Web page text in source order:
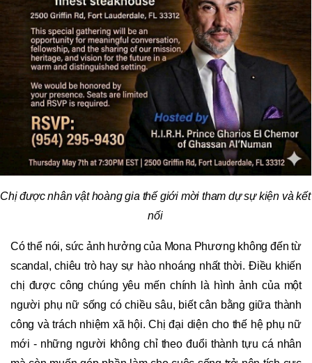
Chị được nhân vật hoàng gia thế giới mời tham dự sự kiện và kết
nối
Có thể nói, sức ảnh hưởng của Mona Phương không đến từ
scandal, chiêu trò hay sự hào nhoáng nhất thời. Điều khiến
chị được công chúng yêu mến chính là hình ảnh của một
người phụ nữ sống có chiều sâu, biết cân bằng giữa thành
công và trách nhiệm xã hội. Chị đại diện cho thế hệ phụ nữ
mới - những người không chỉ theo đuổi thành tựu cá nhân